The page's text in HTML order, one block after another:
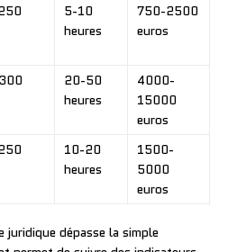
5-10
heures
750-2500
euros
20-50
heures
4000-
15000
euros
10-20
heures
1500-
5000
euros
juridique dépasse la simple